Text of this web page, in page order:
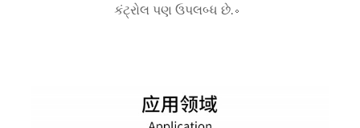
કંટ્રોલ પણ ઉપલબ્ધ છે.。